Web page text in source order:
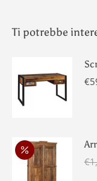
Ti potrebbe
€
€